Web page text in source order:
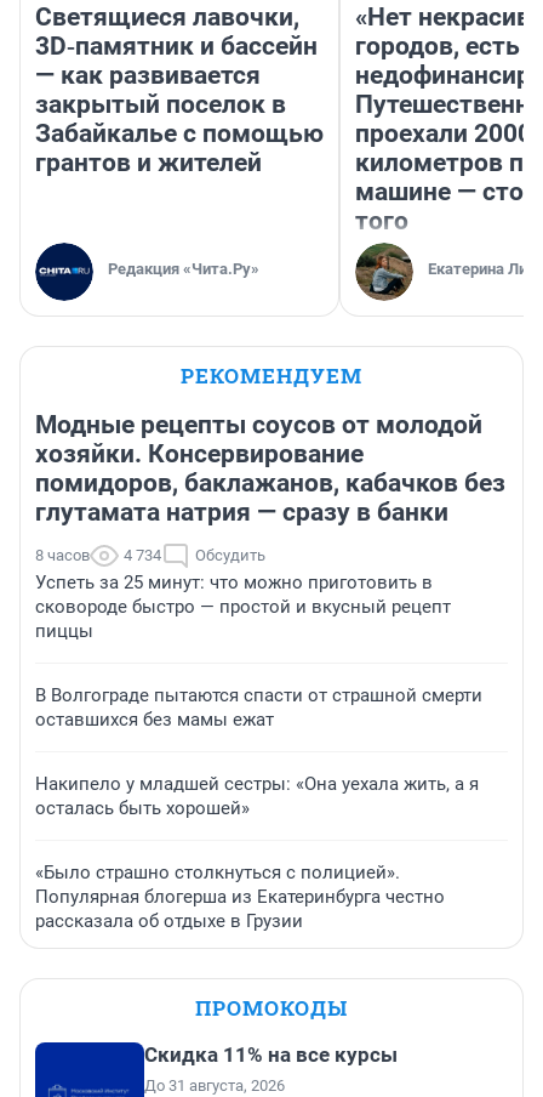
Светящиеся лавочки,
3D‑памятник и бассейн
— как развивается
закрытый поселок в
Забайкалье с помощью
грантов и жителей
Редакция «Чита.Ру»
«Нет
городов, есть
проехали 2000
километров по
машине —
того
Екатерина
РЕКОМЕНДУЕМ
Модные рецепты соусов от молодой
хозяйки. Консервирование
помидоров, баклажанов, кабачков без
глутамата натрия — сразу в банки
8 часов 4 734 Обсудить
Успеть за 25 минут: что можно приготовить в
сковороде быстро — простой и вкусный рецепт
пиццы
В Волгограде пытаются спасти от страшной смерти
оставшихся без мамы ежат
Накипело у младшей сестры: «Она уехала жить, а я
осталась быть хорошей»
«Было страшно столкнуться с полицией».
Популярная блогерша из Екатеринбурга честно
рассказала об отдыхе в Грузии
ПРОМОКОДЫ
Скидка 11% на все курсы
До 31 августа, 2026